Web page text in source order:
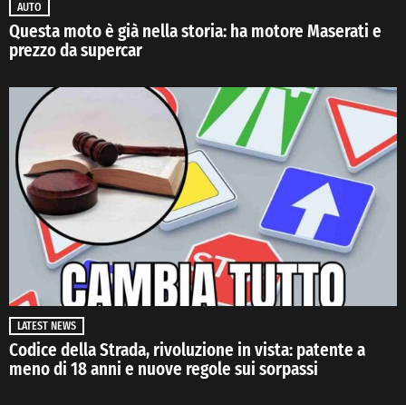
AUTO
Questa moto è già nella storia: ha motore Maserati e
prezzo da supercar
LATEST NEWS
Codice della Strada, rivoluzione in vista: patente a
meno di 18 anni e nuove regole sui sorpassi